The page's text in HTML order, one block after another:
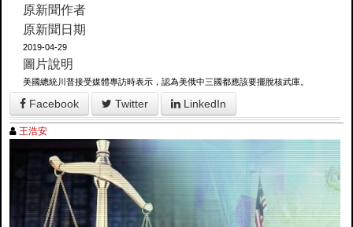
原新聞作者
原新聞日期
2019-04-29
圖片說明
美國總統川普接受媒體專訪時表示，認為美俄中三國都應該要擺脫核武庫。
Facebook Twitter LinkedIn
王浩安